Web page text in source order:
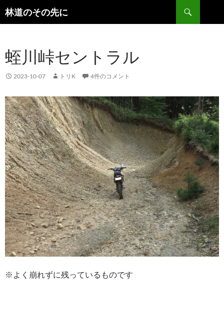
林道のその先に
検
索
ン
ツ
へ
ッ
プ
蛭川峠セントラル
2023-10-07 トリK 4件のコメント
※よく崩れずに残っているものです